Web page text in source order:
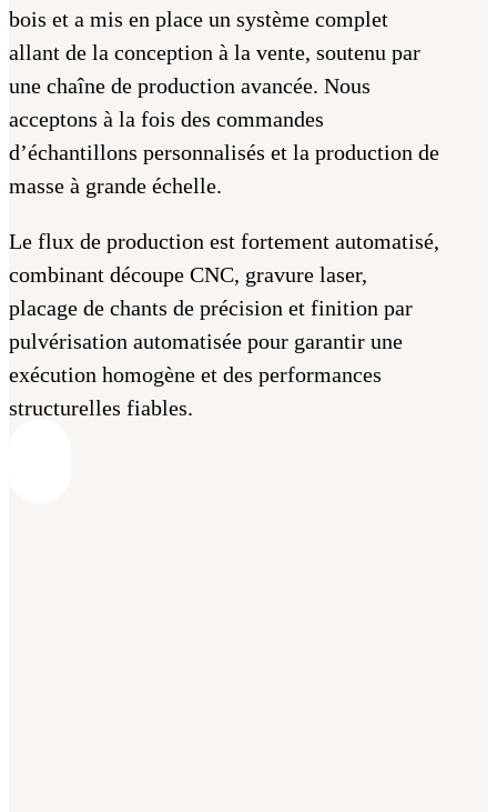
bois et a mis en place un système complet
allant de la conception à la vente, soutenu par
une chaîne de production avancée. Nous
acceptons à la fois des commandes
d’échantillons personnalisés et la production de
masse à grande échelle.
Le flux de production est fortement automatisé,
combinant découpe CNC, gravure laser,
placage de chants de précision et finition par
pulvérisation automatisée pour garantir une
exécution homogène et des performances
structurelles fiables.